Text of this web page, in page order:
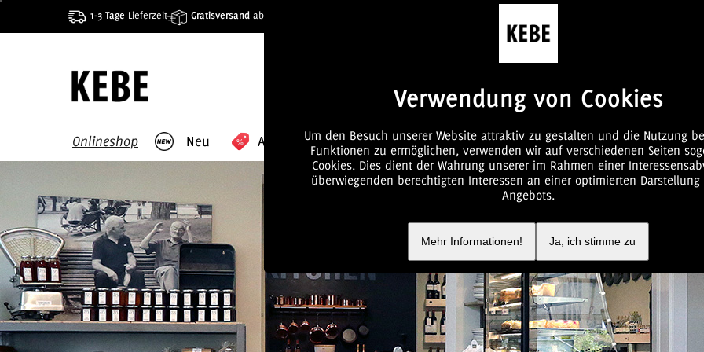
Verwendung von Cookies
Um den Besuch unserer Website attraktiv zu gestalten und die Nutzung
Funktionen zu ermöglichen, verwenden wir auf verschiedenen Seiten
Cookies. Dies dient der Wahrung unserer im Rahmen einer
überwiegenden berechtigten Interessen an einer optimierten Darstellung
Angebots.
Mehr Informationen! Ja, ich stimme zu
1-3 Tage Lieferzeit Gratisversandab 80€
Onlineshop Neu Angebote Unser Standort Über uns Service